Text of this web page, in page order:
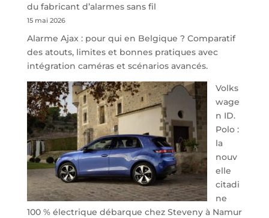
de
parking
sécurisé
à
l’aéroport
de
Charleroi
du fabricant d’alarmes sans fil
15 mai 2026
Alarme Ajax : pour qui en Belgique ? Comparatif
des atouts, limites et bonnes pratiques avec
intégration caméras et scénarios avancés.
Volks
wage
n ID.
Polo :
la
nouv
elle
citadi
ne
100 % électrique débarque chez Steveny à Namur